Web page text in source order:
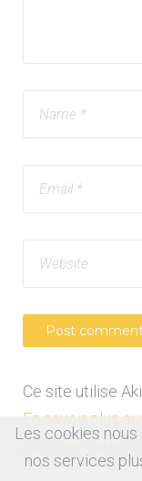
Ce site utilise
En savoir plus
commentaires
Les cookies
nos services